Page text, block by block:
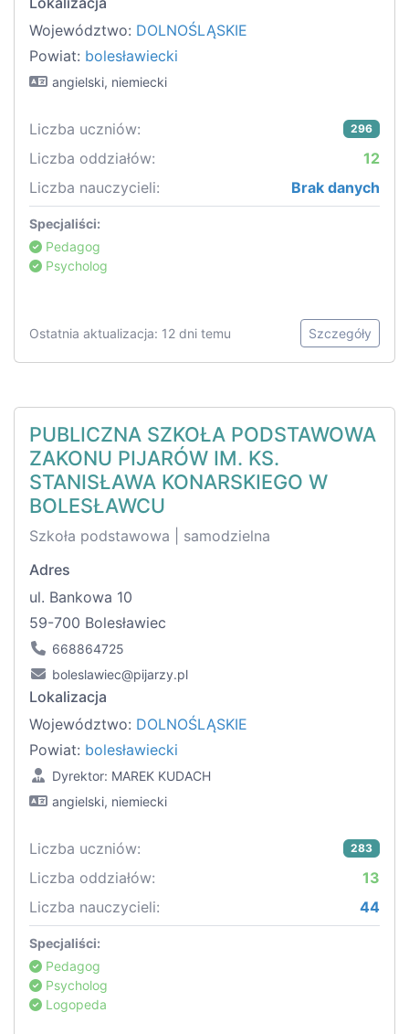
Województwo: DOLNOŚLĄSKIE
Powiat: bolesławiecki
angielski, niemiecki
Liczba uczniów: 296
Liczba oddziałów:
12
Liczba nauczycieli:
Brak danych
Specjaliści:
Pedagog
Psycholog
Ostatnia aktualizacja: 12 dni temu Szczegóły
PUBLICZNA SZKOŁA PODSTAWOWA
ZAKONU PIJARÓW IM. KS.
STANISŁAWA KONARSKIEGO W
BOLESŁAWCU
Szkoła podstawowa | samodzielna
Adres
ul. Bankowa 10
59-700 Bolesławiec
668864725
boleslawiec@pijarzy.pl
Lokalizacja
Województwo: DOLNOŚLĄSKIE
Powiat: bolesławiecki
Dyrektor: MAREK KUDACH
angielski, niemiecki
Liczba uczniów: 283
Liczba oddziałów:
13
Liczba nauczycieli:
44
Specjaliści:
Pedagog
Psycholog
Logopeda